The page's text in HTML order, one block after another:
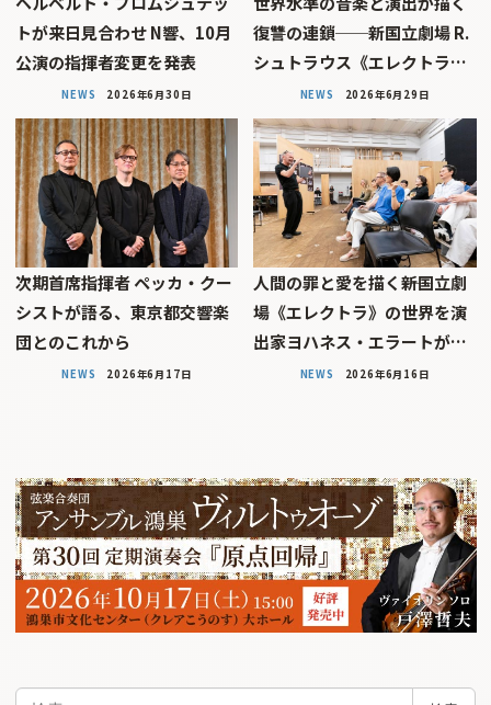
トが来日見合わせ N響、10月
公演の指揮者変更を発表
NEWS 2026年6月30日
復讐の連鎖──新国立劇場 R.
シュトラウス《エレクトラ…
NEWS 2026年6月29日
次期首席指揮者 ペッカ・クー
シストが語る、東京都交響楽
団とのこれから
NEWS 2026年6月17日
人間の罪と愛を描く――新国立劇
場《エレクトラ》の世界を演
出家ヨハネス・エラートが…
NEWS 2026年6月16日
検